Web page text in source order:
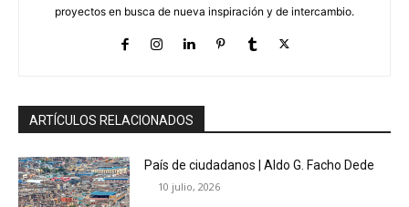
proyectos en busca de nueva inspiración y de intercambio.
ARTÍCULOS RELACIONADOS
País de ciudadanos | Aldo G. Facho Dede
10 julio, 2026